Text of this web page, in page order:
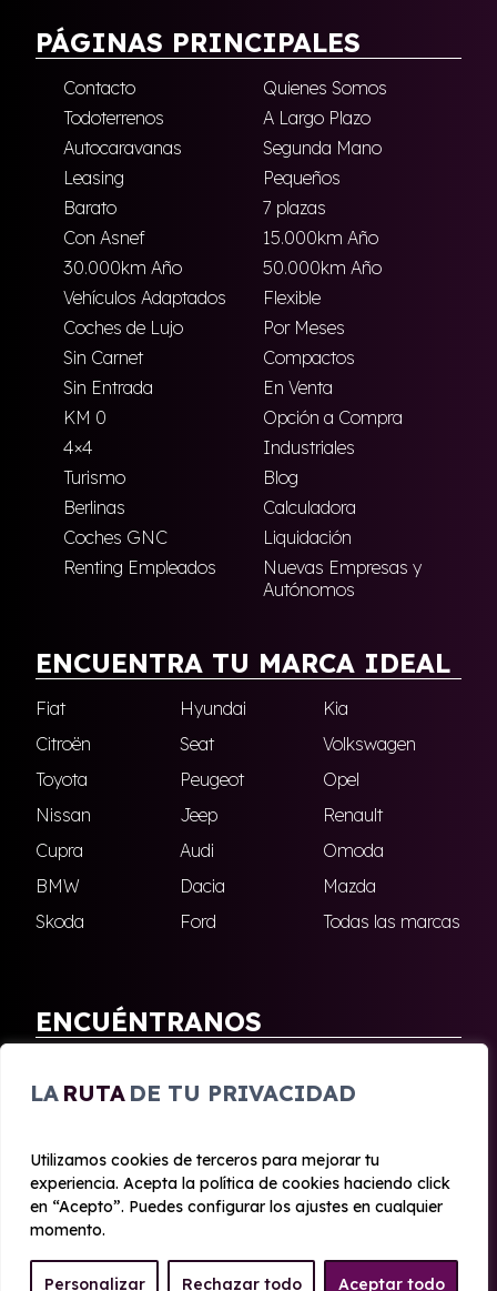
LA RUTA DE TU PRIVACIDAD
Utilizamos cookies de terceros para mejorar tu
experiencia. Acepta la política de cookies haciendo click
en “Acepto”. Puedes configurar los ajustes en cualquier
momento.
Personalizar Rechazar todo Aceptar todo
PÁGINAS PRINCIPALES
Contacto
Quienes Somos
Todoterrenos
A Largo Plazo
Autocaravanas
Segunda Mano
Leasing
Pequeños
Barato
7 plazas
Con Asnef
15.000km Año
30.000km Año
50.000km Año
Vehículos Adaptados
Flexible
Coches de Lujo
Por Meses
Sin Carnet
Compactos
Sin Entrada
En Venta
KM 0
Opción a Compra
4×4
Industriales
Turismo
Blog
Berlinas
Calculadora
Coches GNC
Liquidación
Renting Empleados
Nuevas Empresas y
Autónomos
ENCUENTRA TU MARCA IDEAL
Fiat Hyundai
Kia
Citroën
Seat
Volkswagen
Toyota
Peugeot
Opel
Nissan
Jeep
Renault
Cupra
Audi
Omoda
BMW
Dacia
Mazda
Skoda
Ford Todas las marcas
ENCUÉNTRANOS
Marbella
Nerja
© 2020 - 2026 Malagueta Renting
Aviso legal y Privacidad